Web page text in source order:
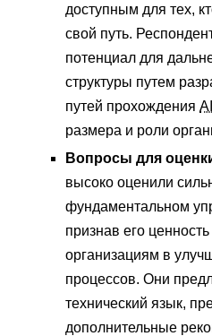
доступным для тех,
свой путь.
потенциал для
структуры путем
путей прохождения
размера и роли
Вопросы для
высоко оценили
фундаментальном
признав его
организациям в
процессов. Они
технический язык,
дополнительные